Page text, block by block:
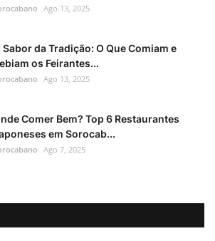
Ago 13, 2025
Sabor da Tradição: O Que Comiam e
os Feirantes...
Ago 13, 2025
Comer Bem? Top 6 Restaurantes
em Sorocab...
Ago 7, 2025